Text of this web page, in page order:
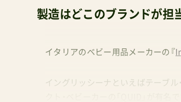
製造はどこのブランドが担
イタリアのベビー用品メーカーの『
イングリッシーナといえばテーブル